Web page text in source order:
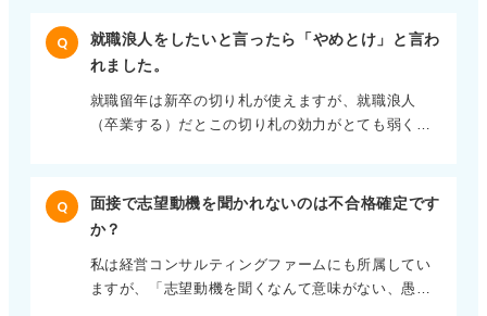
にアドバイスをもらいましょう。 エネルギーを少し
注入してもらってください。
Q
就職浪人をしたいと言ったら「やめとけ」と言わ
れました。
就職留年は新卒の切り札が使えますが、就職浪人
（卒業する）だとこの切り札の効力がとても弱くな
職（したいのであれば）努力はした方がよいと思い
ます。
Q
面接で志望動機を聞かれないのは不合格確定です
か？
私は経営コンサルティングファームにも所属してい
ますが、「志望動機を聞くなんて意味がない、愚問